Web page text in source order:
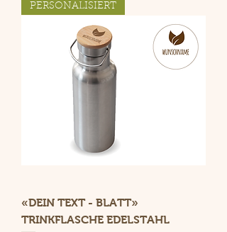
PERSONALISIERT
«DEIN TEXT - BLATT»
TRINKFLASCHE EDELSTAHL